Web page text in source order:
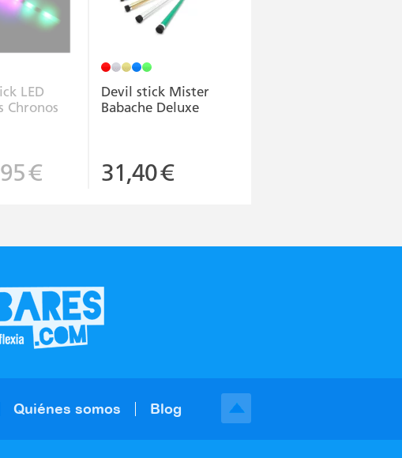
LED
Chronos
€
Devil stick Mister
Babache Deluxe
31,40€
Quiénes somos Blog